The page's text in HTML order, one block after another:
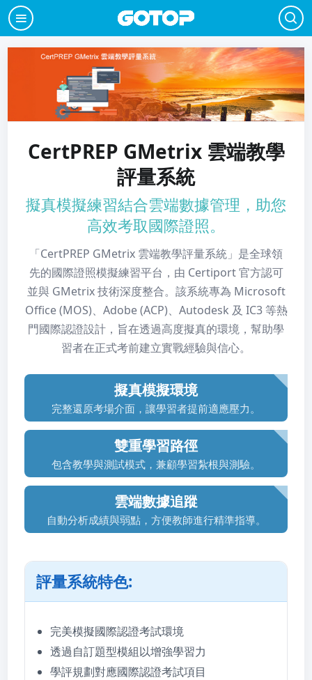
CertPREP GMetrix 雲端教學
評量系統
擬真模擬練習結合雲端數據管理，助您
高效考取國際證照。
「CertPREP GMetrix 雲端教學評量系統」是全球領
先的國際證照模擬練習平台，由 Certiport 官方認可
並與 GMetrix 技術深度整合。該系統專為 Microsoft
Office (MOS)、Adobe (ACP)、Autodesk 及 IC3 等熱
門國際認證設計，旨在透過高度擬真的環境，幫助學
習者在正式考前建立實戰經驗與信心。
擬真模擬環境
完整還原考場介面，讓學習者提前適應壓力。
雙重學習路徑
包含教學與測試模式，兼顧學習紮根與測驗。
雲端數據追蹤
自動分析成績與弱點，方便教師進行精準指導。
評量系統特色:
完美模擬國際認證考試環境
透過自訂題型模組以增強學習力
學評規劃對應國際認證考試項目